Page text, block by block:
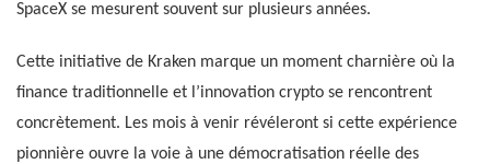
SpaceX se mesurent souvent sur plusieurs années.
Cette initiative de Kraken marque un moment charnière où la
finance traditionnelle et l’innovation crypto se rencontrent
concrètement. Les mois à venir révéleront si cette expérience
pionnière ouvre la voie à une démocratisation réelle des